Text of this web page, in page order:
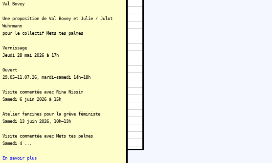
Val Bovey
Une proposition de Val Bovey et Julie / Julot
Wuhrmann
pour le collectif Mets tes palmes
Vernissage
Jeudi 28 mai 2026 à 17h
Ouvert
29.05–11.07.26, mardi–samedi 14h–18h
Visite commentée avec Rina Nissim
Samedi 6 juin 2026 à 15h
Atelier fanzines pour la grève féministe
Samedi 13 juin 2026, 10h–13h
Visite commentée avec Mets tes palmes
Samedi 4 ...
En savoir plus